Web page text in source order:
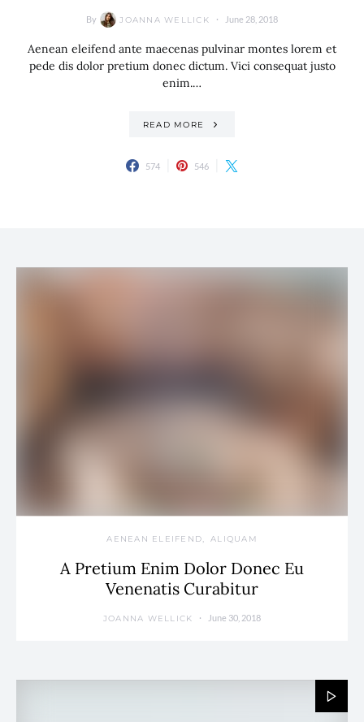
By JOANNA WELLICK June 28, 2018
Aenean eleifend ante maecenas pulvinar montes lorem et
pede dis dolor pretium donec dictum. Vici consequat justo
enim.…
READ MORE
574 546
AENEAN ELEIFEND ALIQUAM
A Pretium Enim Dolor Donec Eu
Venenatis Curabitur
JOANNA WELLICK June 30, 2018